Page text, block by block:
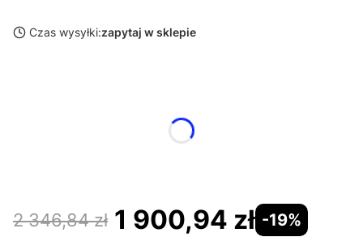
Czas wysyłki:zapytaj w sklepie
2 346,84 zł 1 900,94 zł -19%